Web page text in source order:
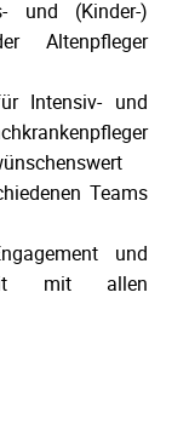
und (Kinder-)
Altenpfleger
Intensiv- und
Teams
und
mit allen